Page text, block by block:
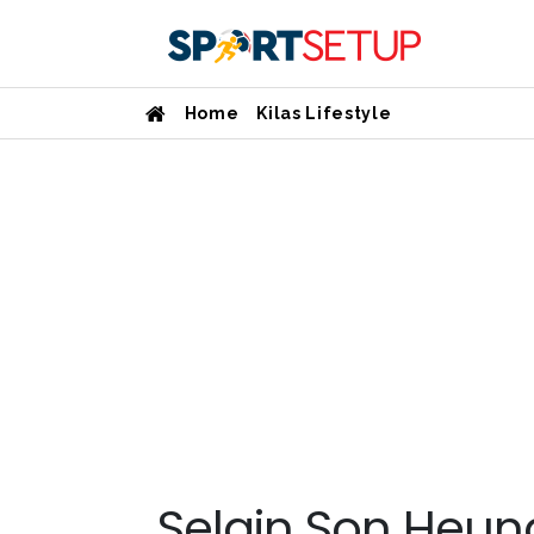
Home Kilas Lifestyle